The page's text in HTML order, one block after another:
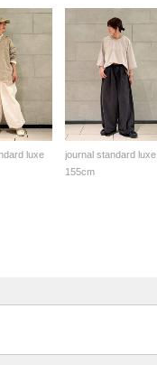
luxe
journal standard luxe
155cm